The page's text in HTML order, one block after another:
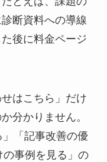
断資料への導線
後に料金ページ
はこちら」だけ
分かりません。
」「記事改善の優
事例を見る」の